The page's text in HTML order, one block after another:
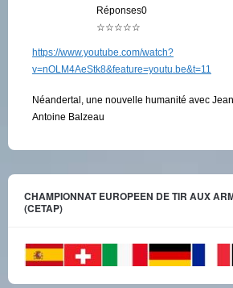
Réponses0
☆☆☆☆☆
https://www.youtube.com/watch?
v=nOLM4AeStk8&feature=youtu.be&t=11
Néandertal, une nouvelle humanité avec
Antoine Balzeau
CHAMPIONNAT EUROPEEN DE TIR AUX
(CETAP)